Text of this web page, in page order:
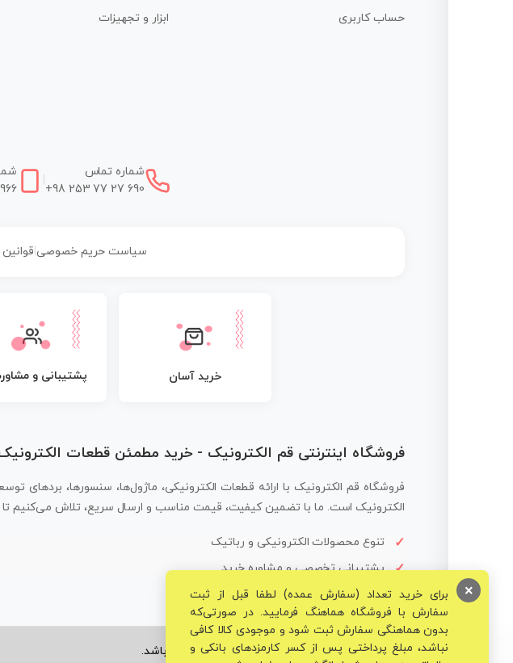
حساب کاربری
ابزار و تجهیزات
شماره تماس
+98 253 77 27 690
سیاست حریم خصوصی|
خرید آسان پشتیبانی و
فروشگاه اینترنتی قم الکترونیک - خرید مطمئن قطعات
فروشگاه قم الکترونیک با ارائه قطعات الکترونیکی، ماژول‌ها، سنسورها، بردهای
الکترونیک است. ما با تضمین کیفیت، قیمت مناسب و ارسال سریع، تلاش می‌کنیم تا
تنوع محصولات الکترونیکی و رباتیک
پشتیبانی تخصصی و مشاوره خرید
© تمامی حقوق برای فروشگاه تخصصی قم الکترونیک محفوظ می‌باشد.
برای خرید تعداد (سفارش عمده) لطفا قبل از ثبت
سفارش با فروشگاه هماهنگ فرمایید. در صورتی‌که
بدون هماهنگی سفارش ثبت شود و موجودی کالا کافی
نباشد، مبلغ پرداختی پس از کسر کارمزدهای بانکی و
×